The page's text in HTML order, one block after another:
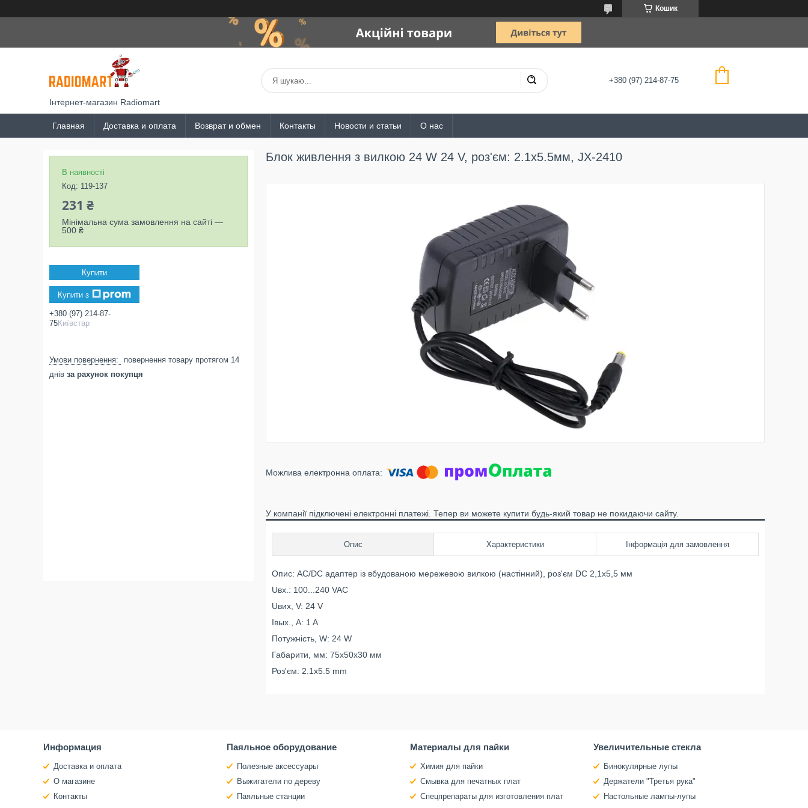
Кошик
Інтернет-магазин Radiomart
+380 (97) 214-87-75
Главная Доставка и оплата Возврат и обмен Контакты Новости и статьи О нас
Блок живлення з вилкою 24 W 24 V, роз'єм: 2.1x5.5мм, JX-2410
У компанії підключені електронні платежі. Тепер ви можете купити будь-який товар не покидаючи сайту.
Опис Характеристики Інформація для замовлення
Опис: AC/DC адаптер із вбудованою мережевою вилкою (настінний), роз'єм DC 2,1х5,5 мм
Uвх.: 100...240 VAC
Uвих, V: 24 V
Iвых., A: 1 A
Потужність, W: 24 W
Габарити, мм: 75x50x30 мм
Роз'єм: 2.1x5.5 mm
В наявності
Код: 119-137
231 ₴
Мінімальна сума замовлення на сайті —
500 ₴
Купити
Купити з
+380 (97) 214-87-
75Київстар
повернення товару протягом 14
днів за рахунок покупця
Информация
Доставка и оплата
О магазине
Контакты
Паяльное оборудование
Полезные аксессуары
Выжигатели по дереву
Паяльные станции
Материалы для пайки
Химия для пайки
Смывка для печатных плат
Спецпрепараты для изготовления плат
Увеличительные стекла
Бинокулярные лупы
Держатели "Третья рука"
Настольные лампы-лупы